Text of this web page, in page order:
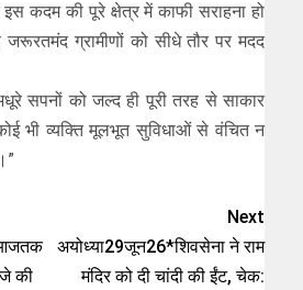
इस कदम की पूरे क्षेत्र में काफी सराहना हो
ग्रामीणों को सीधे तौर पर मदद
सपनों को जल्द ही पूरी तरह से साकार
भी व्यक्ति मूलभूत सुविधाओं से वंचित न
की
Next
अयोध्या29जून26*शिवसेना ने राम
मंदिर को दी चांदी की ईंट, चेक: